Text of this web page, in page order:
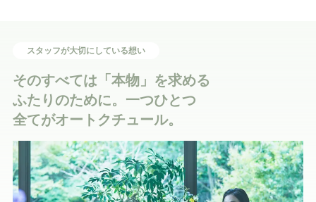
スタッフが大切にしている想い
そのすべては「本物」を求める
ふたりのために。一つひとつ
全てがオートクチュール。